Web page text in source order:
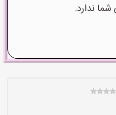
ندارد.